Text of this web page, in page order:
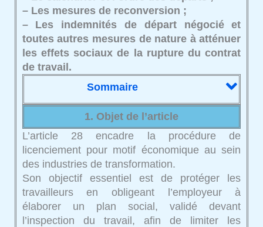
– Les mesures de reconversion ;
– Les indemnités de départ négocié et
toutes autres mesures de nature à atténuer
les effets sociaux de la rupture du contrat
de travail.
Sommaire
1. Objet de l’article
L’article 28 encadre la procédure de
licenciement pour motif économique au sein
des industries de transformation.
Son objectif essentiel est de protéger les
travailleurs en obligeant l’employeur à
élaborer un plan social, validé devant
l’inspection du travail, afin de limiter les